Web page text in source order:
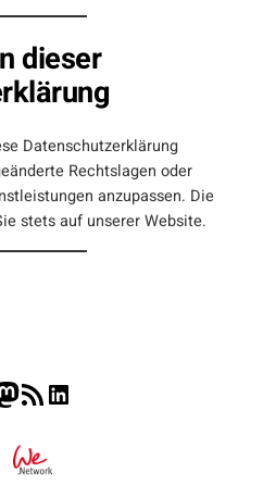
dieser
Datenschutzerklärung
Rechtslagen oder
anzupassen. Die
stets auf unserer Website.
RSS-FeedLinkedIn